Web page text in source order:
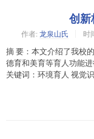
创新
作者: 龙泉山氏 时
摘 要：本文介绍了我校
德育和美育等育人功能进
关键词：环境育人 视觉